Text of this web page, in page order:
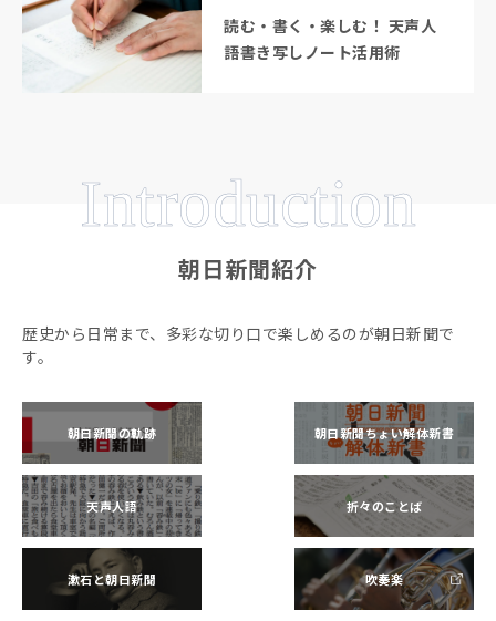
読む・書く・楽しむ！ 天声人
語書き写しノート活用術
Introduction
朝日新聞紹介
歴史から日常まで、多彩な切り口で楽しめるのが朝日新聞で
す。
朝日新聞の軌跡 朝日新聞ちょい解体新書
天声人語 折々のことば
漱石と朝日新聞 吹奏楽